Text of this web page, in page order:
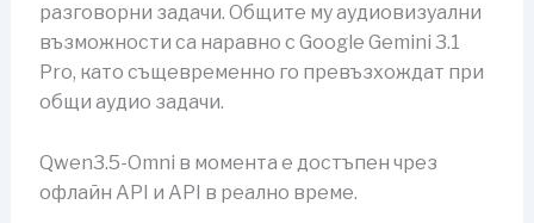
разговорни задачи. Общите му аудиовизуални
възможности са наравно с Google Gemini 3.1
Pro, като същевременно го превъзхождат при
общи аудио задачи.
Qwen3.5-Omni в момента е достъпен чрез
офлайн API и API в реално време.